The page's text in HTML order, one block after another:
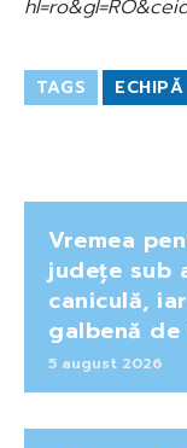
TAGS ECHIPĂ
Vremea
județe sub
caniculă,
galbenă
5 august 2026